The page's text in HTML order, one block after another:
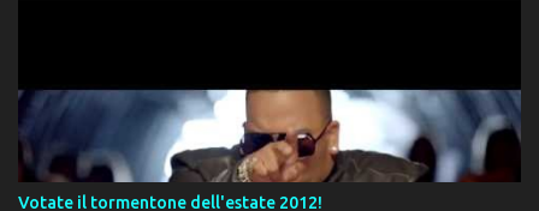
Votate il tormentone dell'estate 2012!